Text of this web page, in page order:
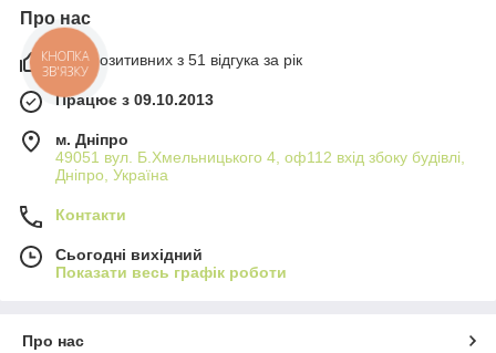
Про нас
98% позитивних з 51 відгука за рік
Працює з 09.10.2013
м. Дніпро
49051 вул. Б.Хмельницького 4, оф112 вхід збоку будівлі,
Дніпро, Україна
Контакти
Сьогодні вихідний
Показати весь графік роботи
Про нас
КНОПКА
ЗВ'ЯЗКУ